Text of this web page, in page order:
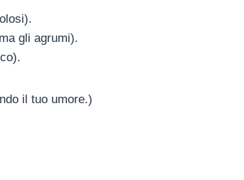
gli agrumi).
il tuo umore.)